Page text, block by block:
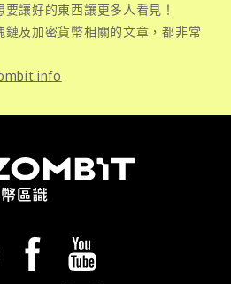
讓好的東西讓更多人看見！
鏈及加密貨幣相關的文章，都非常